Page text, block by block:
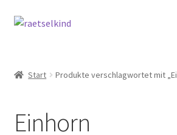
Zur
Zum
Cookie-Richtlinie (EU)
Start Produkte verschlagwortet mit
Einhorn